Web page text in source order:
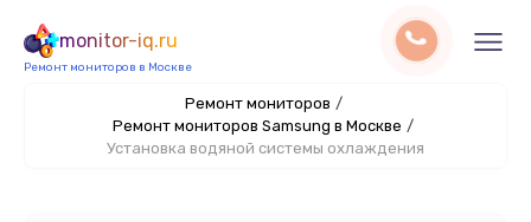
monitor-iq.ru
Ремонт мониторов в Москве
Ремонт мониторов /
Ремонт мониторов Samsung в Москве /
Установка водяной системы охлаждения